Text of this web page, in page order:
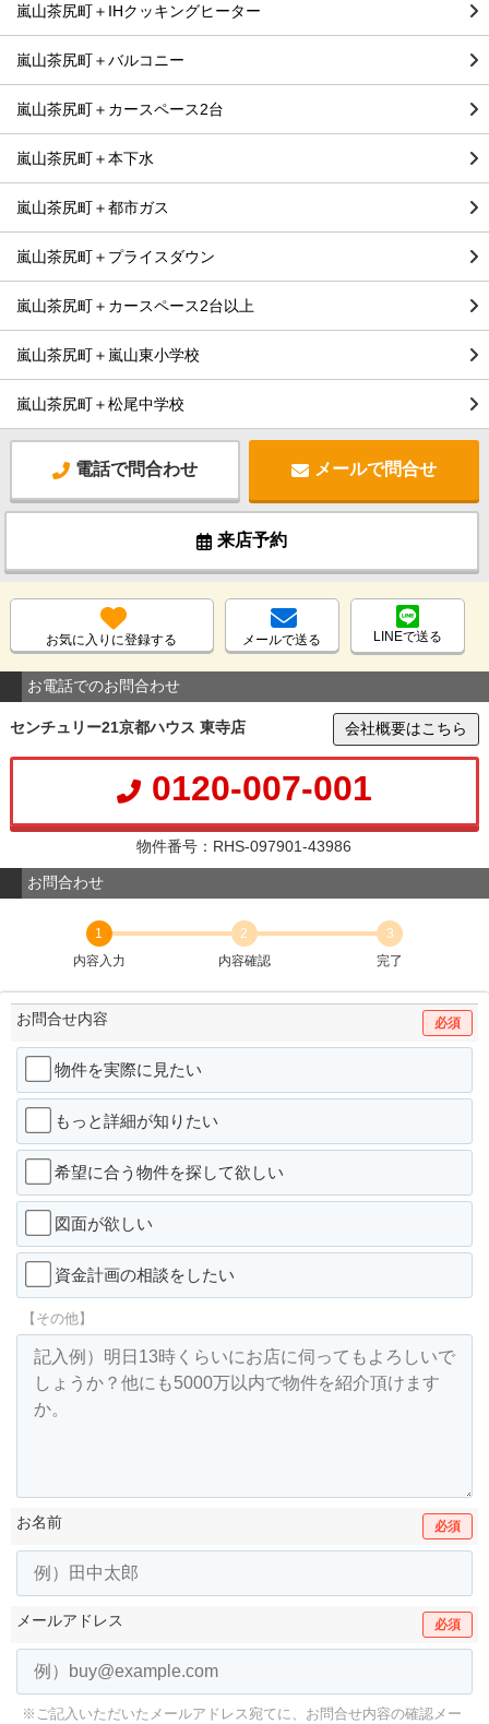
嵐山茶尻町＋IHクッキングヒーター
嵐山茶尻町＋バルコニー
嵐山茶尻町＋カースペース2台
嵐山茶尻町＋本下水
嵐山茶尻町＋都市ガス
嵐山茶尻町＋プライスダウン
嵐山茶尻町＋カースペース2台以上
嵐山茶尻町＋嵐山東小学校
嵐山茶尻町＋松尾中学校
電話で問合わせ メールで問合せ
来店予約
お気に入りに登録する メールで送る LINEで送る
お電話でのお問合わせ
センチュリー21京都ハウス 東寺店 会社概要はこちら
0120-007-001
物件番号：RHS-097901-43986
お問合わせ
1
内容入力
2
内容確認
3
完了
お問合せ内容 必須
物件を実際に見たい
もっと詳細が知りたい
希望に合う物件を探して欲しい
図面が欲しい
資金計画の相談をしたい
【その他】
お名前 必須
メールアドレス 必須
※ご記入いただいたメールアドレス宛てに、お問合せ内容の確認メー